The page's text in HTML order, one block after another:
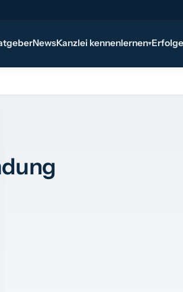
NewsKanzlei kennenlernen▾Erfolge